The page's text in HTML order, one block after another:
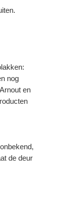
nog
en
de deur